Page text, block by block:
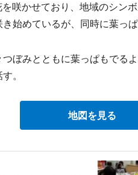
咲かせており、地域のシン
始めているが、同時に葉っぱ
ぼみとともに葉っぱもでる
。
地図を見る